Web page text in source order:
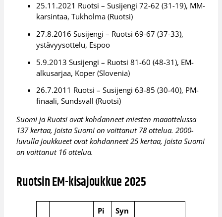
25.11.2021 Ruotsi – Susijengi 72-62 (31-19), MM-
karsintaa, Tukholma (Ruotsi)
27.8.2016 Susijengi – Ruotsi 69-67 (37-33),
ystävyysottelu, Espoo
5.9.2013 Susijengi – Ruotsi 81-60 (48-31), EM-
alkusarjaa, Koper (Slovenia)
26.7.2011 Ruotsi – Susijengi 63-85 (30-40), PM-
finaali, Sundsvall (Ruotsi)
Suomi ja Ruotsi ovat kohdanneet miesten maaottelussa
137 kertaa, joista Suomi on voittanut 78 ottelua. 2000-
luvulla joukkueet ovat kohdanneet 25 kertaa, joista Suomi
on voittanut 16 ottelua.
Ruotsin EM-kisajoukkue 2025
Pi
Syn